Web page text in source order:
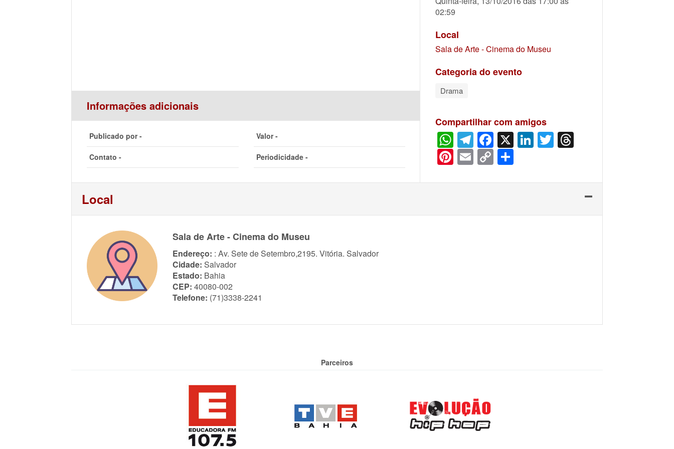
Informações adicionais
Publicado por - Valor -
Contato - Periodicidade -
02:59
Local
Sala de Arte - Cinema do Museu
Categoria do evento
Drama
Compartilhar com amigos
WhatsApp
Telegram
Facebook
X LinkedIn
Twitter
Pinterest
Email
Copy
Link
Local
Sala de Arte - Cinema do Museu
Endereço: : Av. Sete de Setembro,2195. Vitória. Salvador
Cidade: Salvador
Estado: Bahia
CEP: 40080-002
Telefone: (71)3338-2241
Parceiros